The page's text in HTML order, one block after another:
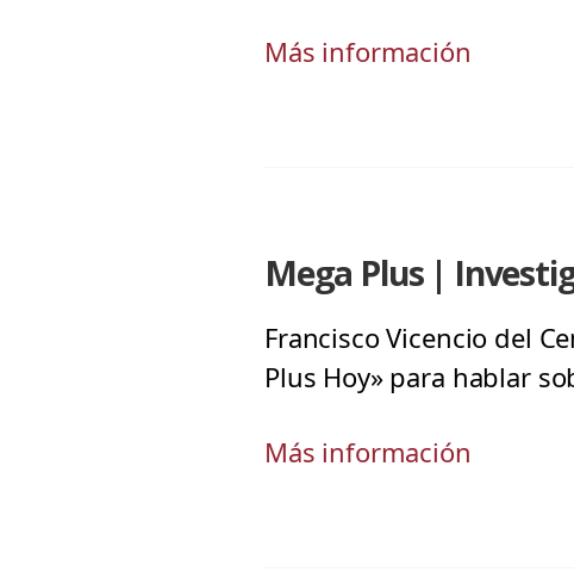
Más información
Mega Plus |
Francisco Vicencio del
Plus Hoy» para hablar
Más información